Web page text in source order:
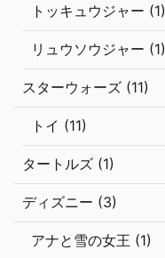
トッキュウジャー (1)
リュウソウジャー (1)
スターウォーズ (11)
トイ (11)
タートルズ (1)
ディズニー (3)
アナと雪の女王 (1)